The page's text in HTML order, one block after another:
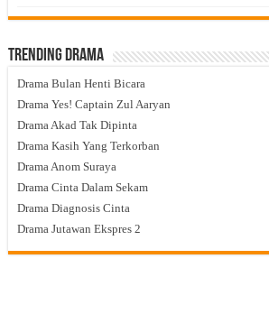
Trending Drama
Drama Bulan Henti Bicara
Drama Yes! Captain Zul Aaryan
Drama Akad Tak Dipinta
Drama Kasih Yang Terkorban
Drama Anom Suraya
Drama Cinta Dalam Sekam
Drama Diagnosis Cinta
Drama Jutawan Ekspres 2